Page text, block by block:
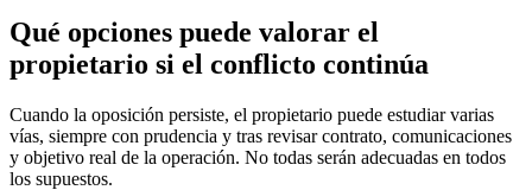
Qué opciones puede valorar el
propietario si el conflicto continúa
Cuando la oposición persiste, el propietario puede estudiar varias
vías, siempre con prudencia y tras revisar contrato, comunicaciones
y objetivo real de la operación. No todas serán adecuadas en todos
los supuestos.